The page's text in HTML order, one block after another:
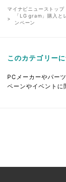
マイナビニューストップ
「LG gram」購入と
ンペーン
このカテゴリー
PCメーカーやパー
ペーンやイベントに